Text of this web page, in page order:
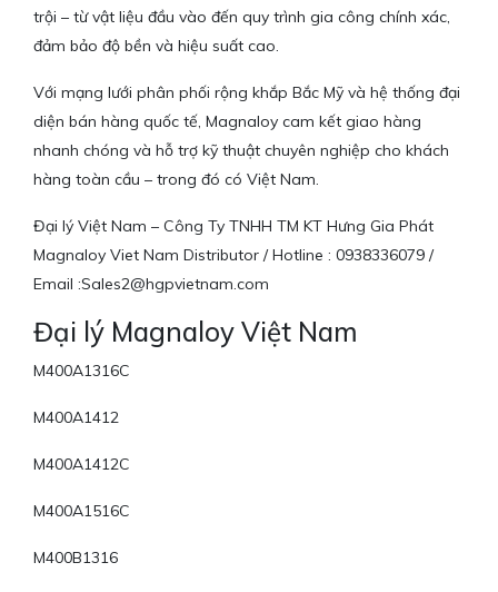
trội – từ vật liệu đầu vào đến quy trình gia công chính xác,
đảm bảo độ bền và hiệu suất cao.
Với mạng lưới phân phối rộng khắp Bắc Mỹ và hệ thống đại
diện bán hàng quốc tế, Magnaloy cam kết giao hàng
nhanh chóng và hỗ trợ kỹ thuật chuyên nghiệp cho khách
hàng toàn cầu – trong đó có Việt Nam.
Đại lý Việt Nam – Công Ty TNHH TM KT Hưng Gia Phát
Magnaloy Viet Nam Distributor / Hotline : 0938336079 /
Email :Sales2@hgpvietnam.com
Đại lý Magnaloy Việt Nam
M400A1316C
M400A1412
M400A1412C
M400A1516C
M400B1316